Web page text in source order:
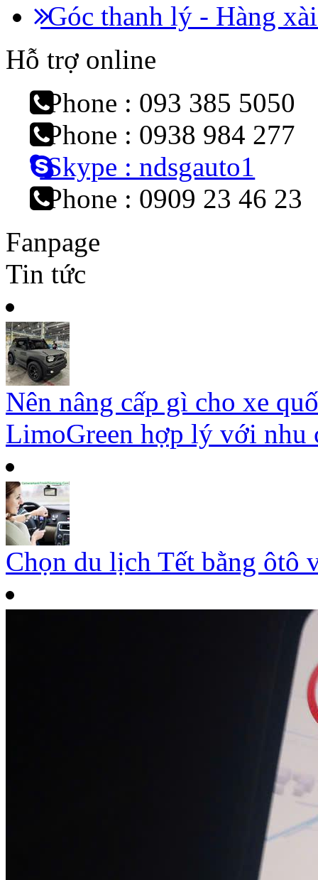
Góc thanh lý - Hàng
Hỗ trợ online
Phone : 093 385 5050
Phone : 0938 984 277
Skype : ndsgauto1
Phone : 0909 23 46 23
Fanpage
Tin tức
Nên nâng cấp gì cho xe
LimoGreen hợp lý với nhu
Chọn du lịch Tết bằng ôtô